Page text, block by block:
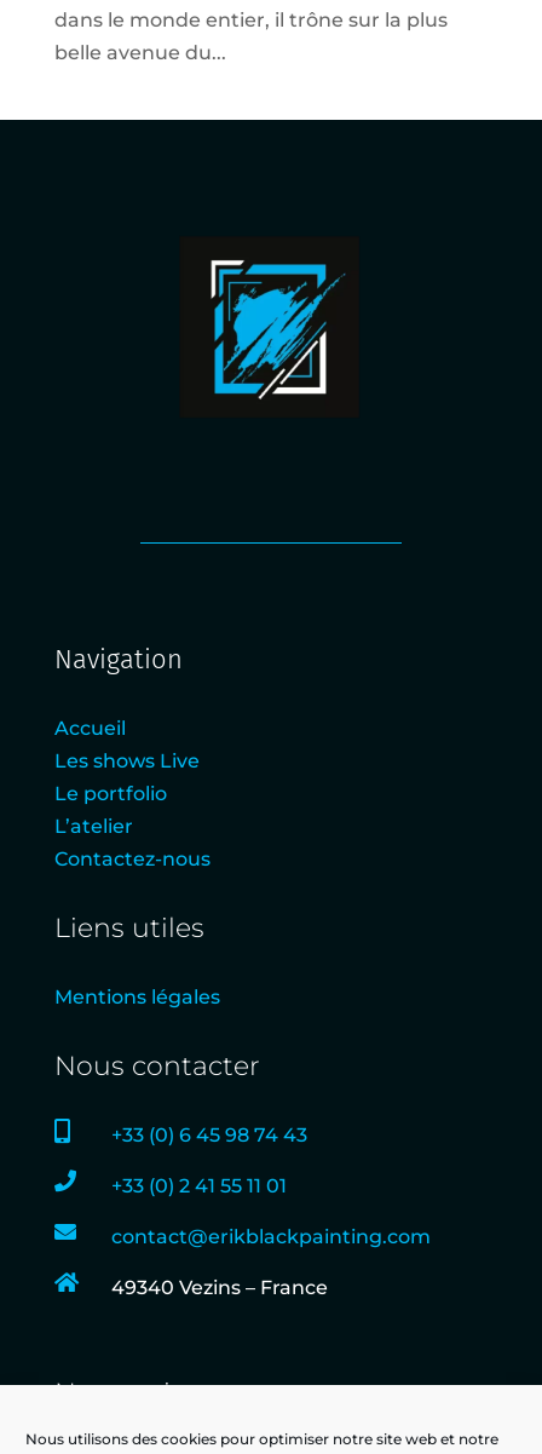
Nous utilisons des cookies pour optimiser notre site web et notre
dans le monde entier, il trône sur la plus
belle avenue du...
Navigation
Accueil
Les shows Live
Le portfolio
L’atelier
Contactez-nous
Liens utiles
Mentions légales
Nous contacter
 +33 (0) 6 45 98 74 43
 +33 (0) 2 41 55 11 01
 contact@erikblackpainting.com
 49340 Vezins – France
Nous suivre